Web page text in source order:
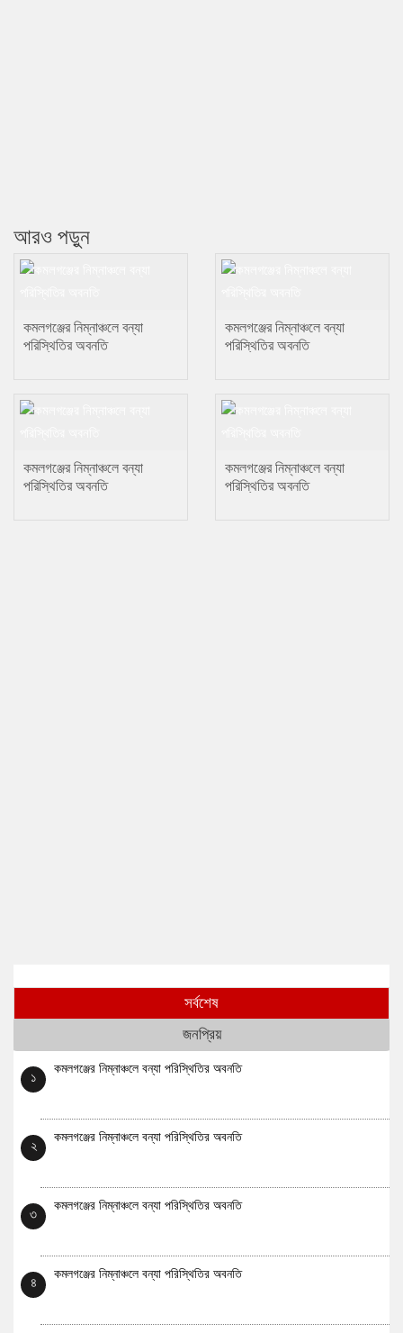
আরও পড়ুন
কমলগঞ্জের নিম্নাঞ্চলে বন্যা
পরিস্থিতির অবনতি
কমলগঞ্জের নিম্নাঞ্চলে বন্যা
পরিস্থিতির অবনতি
কমলগঞ্জের নিম্নাঞ্চলে বন্যা
পরিস্থিতির অবনতি
কমলগঞ্জের নিম্নাঞ্চলে বন্যা
পরিস্থিতির অবনতি
সর্বশেষ
জনপ্রিয়
১
কমলগঞ্জের নিম্নাঞ্চলে বন্যা পরিস্থিতির অবনতি
২
কমলগঞ্জের নিম্নাঞ্চলে বন্যা পরিস্থিতির অবনতি
৩
কমলগঞ্জের নিম্নাঞ্চলে বন্যা পরিস্থিতির অবনতি
৪
কমলগঞ্জের নিম্নাঞ্চলে বন্যা পরিস্থিতির অবনতি